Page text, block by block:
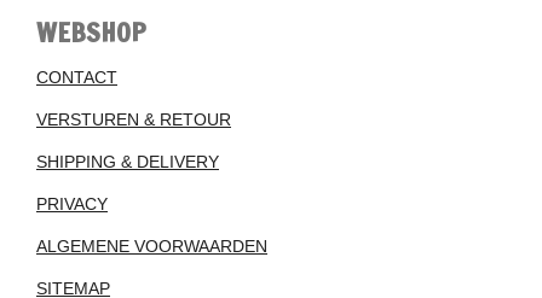
WEBSHOP
CONTACT
VERSTUREN & RETOUR
SHIPPING & DELIVERY
PRIVACY
ALGEMENE VOORWAARDEN
SITEMAP